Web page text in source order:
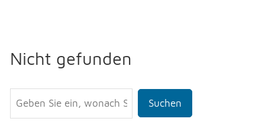
Nicht gefunden
Suchen